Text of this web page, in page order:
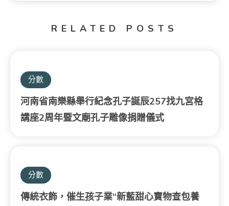
RELATED POSTS
分數
河南省南樂縣舉行紀念孔子誕辰257找九宮格
講座2周年暨文廟孔子雕像捐贈儀式
分數
傳統衣飾，催生孩子業“新藍甜心寶物查包養